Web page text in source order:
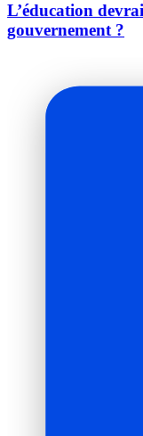
L’éducation
gouvernement ?